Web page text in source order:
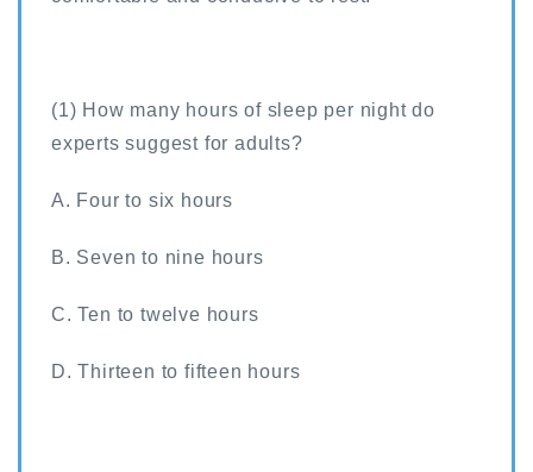
(1) How many hours of sleep per night do
experts suggest for adults?
A. Four to six hours
B. Seven to nine hours
C. Ten to twelve hours
D. Thirteen to fifteen hours